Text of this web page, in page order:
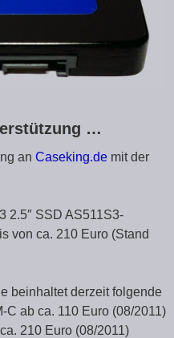
…
an Caseking.de mit der
2.5″ SSD AS511S3-
von ca. 210 Euro (Stand
beinhaltet derzeit folgende
C ab ca. 110 Euro (08/2011)
210 Euro (08/2011)